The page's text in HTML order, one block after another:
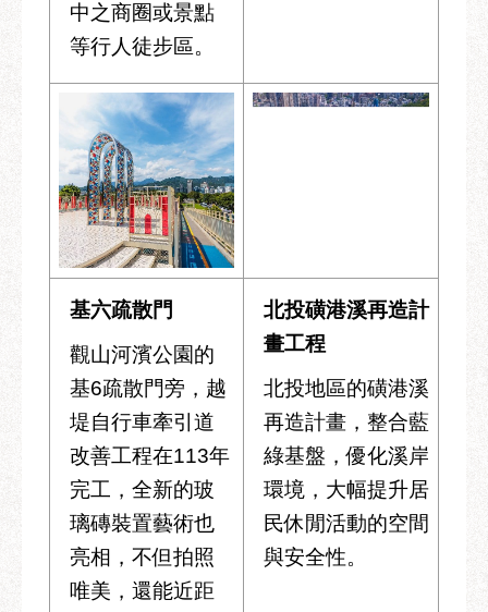
中之商圈或景點
等行人徒步區。
基六疏散門
觀山河濱公園的
基6疏散門旁，越
堤自行車牽引道
改善工程在113年
完工，全新的玻
璃磚裝置藝術也
亮相，不但拍照
唯美，還能近距
北投磺港溪再造計
畫工程
北投地區的磺港溪
再造計畫，整合藍
綠基盤，優化溪岸
環境，大幅提升居
民休閒活動的空間
與安全性。